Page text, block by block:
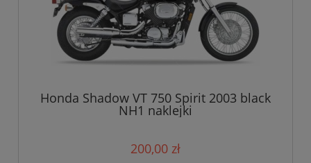
Honda Shadow VT 750 Spirit 2003 black
NH1 naklejki
200,00 zł